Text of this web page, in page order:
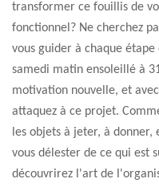
transformer ce fouillis de
fonctionnel? Ne cherchez
vous guider à chaque étape
samedi matin ensoleillé à
motivation nouvelle, et
attaquez à ce projet.
les objets à jeter, à donner,
vous délester de ce qui est
découvrirez l'art de